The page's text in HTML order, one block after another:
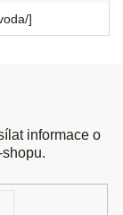
]
informace o